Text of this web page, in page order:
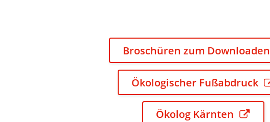
Broschüren zum Downloaden
Ökologischer Fußabdruck
Ökolog Kärnten